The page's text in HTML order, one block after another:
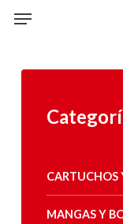
content
Menu
CARTUCHOS
MANGAS Y